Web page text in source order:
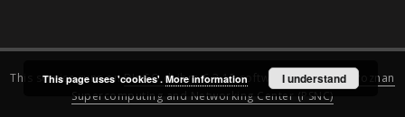
This service runs onDInGO dLibra 6.3.15software created by
Poznan
Supercomputing and Networking Center (PSNC)
This page uses 'cookies'. More information I understand